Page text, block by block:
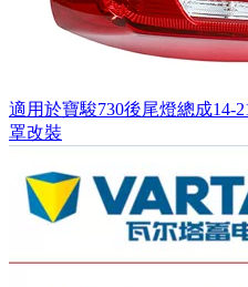
適用於寶駿730後尾燈總成14-
罩改裝